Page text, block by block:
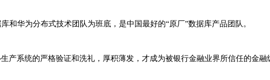
华为分布式技术团队为班底，是中国最好的“原厂”数据库产品团队。
产系统的严格验证和洗礼，厚积薄发，才成为被银行金融业界所信任的金融